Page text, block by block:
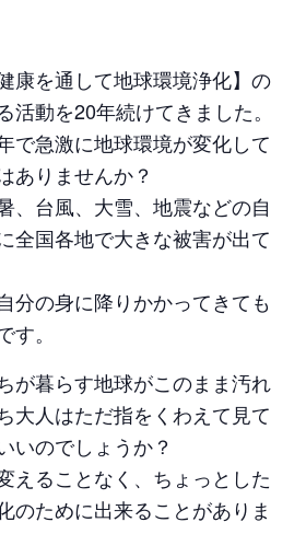
康を通して地球環境浄化】の
活動を20年続けてきました。
で急激に地球環境が変化して
ありませんか？
、台風、大雪、地震などの自
全国各地で大きな被害が出て
分の身に降りかかってきても
。
が暮らす地球がこのまま汚れ
大人はただ指をくわえて見て
いのでしょうか？
えることなく、ちょっとした
のために出来ることがありま